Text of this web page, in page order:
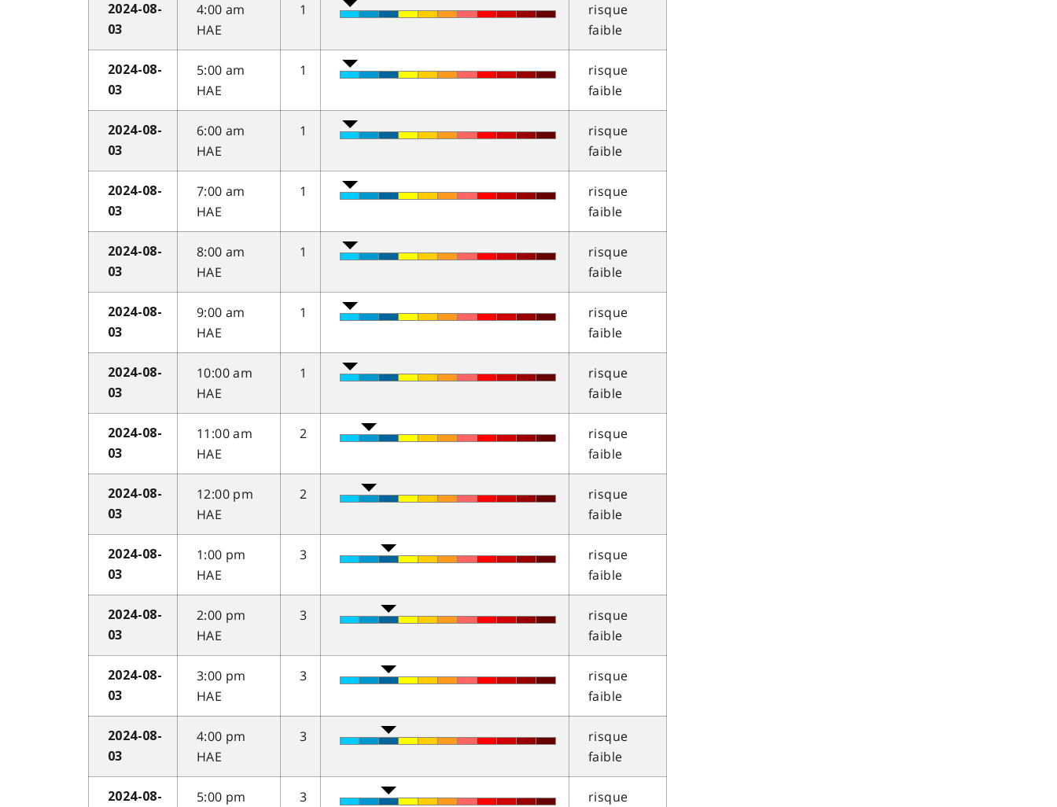
2024-08-
03
4:00 am
HAE
1
risque
faible
2024-08-
03
5:00 am
HAE
1
risque
faible
2024-08-
03
6:00 am
HAE
1
risque
faible
2024-08-
03
7:00 am
HAE
1
risque
faible
2024-08-
03
8:00 am
HAE
1
risque
faible
2024-08-
03
9:00 am
HAE
1
risque
faible
2024-08-
03
10:00 am
HAE
1
risque
faible
2024-08-
03
11:00 am
HAE
2
risque
faible
2024-08-
03
12:00 pm
HAE
2
risque
faible
2024-08-
03
1:00 pm
HAE
3
risque
faible
2024-08-
03
2:00 pm
HAE
3
risque
faible
2024-08-
03
3:00 pm
HAE
3
risque
faible
2024-08-
03
4:00 pm
HAE
3
risque
faible
2024-08-
5:00 pm
3
risque